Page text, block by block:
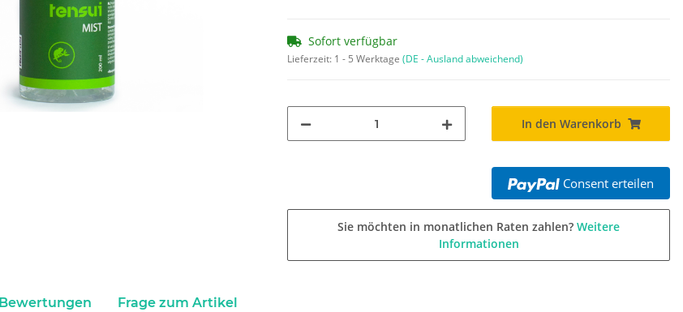
Sofort verfügbar
Lieferzeit: 1 - 5 Werktage (DE - Ausland abweichend)
In den Warenkorb
Consent erteilen
Sie möchten in monatlichen Raten zahlen? Weitere
Informationen
Bewertungen Frage zum Artikel